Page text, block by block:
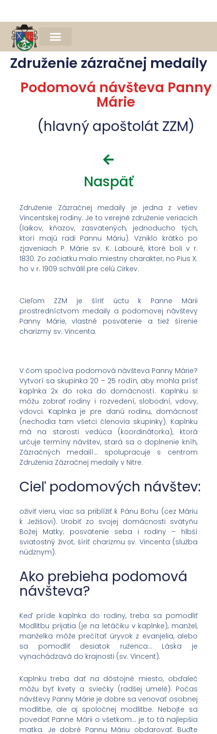
Združenie zázračnej medaily
Podomová návšteva Panny
Márie
(hlavný apoštolát ZZM)
Naspäť
Združenie Zázračnej medaily je jedna z vetiev
Vincentskej rodiny. Je to verejné združenie veriacich
(laikov, kňazov, zasvätených, jednoducho tých,
ktorí majú radi Pannu Máriu). Vzniklo krátko po
zjaveniach P. Márie sv. K. Labouré, ktoré boli v r.
1830. Zo začiatku malo miestny charakter, no Pius X.
ho v r. 1909 schválil pre celú Cirkev.
Cieľom ZZM je šíriť úctu k Panne Márii
prostredníctvom medaily a podomovej návštevy
Panny Márie, vlastné posvätenie a tiež šírenie
charizmy sv. Vincenta.
V čom spočíva podomová návšteva Panny Márie?
Vytvorí sa skupinka 20 – 25 rodín, aby mohla prísť
kaplnka 2x do roka do domácností. Kaplnku si
môžu zobrať rodiny i rozvedení, slobodní, vdovy,
vdovci. Kaplnka je pre danú rodinu, domácnosť
(nechodia tam všetci členovia skupinky). Kaplnku
má na starosti vedúca (koordinátorka), ktorá
určuje termíny návštev, stará sa o doplnenie kníh,
Zázračných medailí… spolupracuje s centrom
Združenia Zázračnej medaily v Nitre.
Cieľ podomových návštev:
oživiť vieru, viac sa priblížiť k Pánu Bohu (cez Máriu
k Ježišovi). Urobiť zo svojej domácnosti svätyňu
Božej Matky; posvätenie seba i rodiny – hlbší
sviatostný život; šíriť charizmu sv. Vincenta (služba
núdznym).
Ako prebieha podomová
návšteva?
Keď príde kaplnka do rodiny, treba sa pomodliť
Modlitbu prijatia (je na letáčiku v kaplnke), manžel,
manželka môže prečítať úryvok z evanjelia, alebo
sa pomodliť desiatok ruženca… Láska je
vynachádzavá do krajnosti (sv. Vincent).
Kaplnku treba dať na dôstojné miesto, obďaleč
môžu byť kvety a sviečky (radšej umelé). Počas
návštevy Panny Márie je dobre sa venovať osobnej
modlitbe, ale aj spoločnej modlitbe. Nebojte sa
povedať Panne Márii o všetkom… je to tá najlepšia
matka. Je dobré Pannu Máriu obdarovať. Buďte